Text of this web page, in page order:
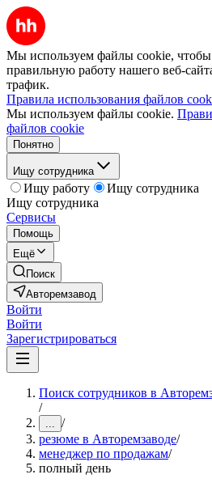
Мы используем файлы cookie, чтобы
правильную работу нашего веб-
трафик.
Правила использования файлов
Мы используем файлы cookie.
файлов cookie
Понятно
Ищу сотрудника
Ищу работу
Ищу сотрудника
Ищу сотрудника
Сервисы
Помощь
Ещё
Поиск
Авторемзавод
Войти
Войти
Зарегистрироваться
Поиск сотрудников в
/
... /
резюме в Авторемзаводе/
менеджер по продажам/
полный день